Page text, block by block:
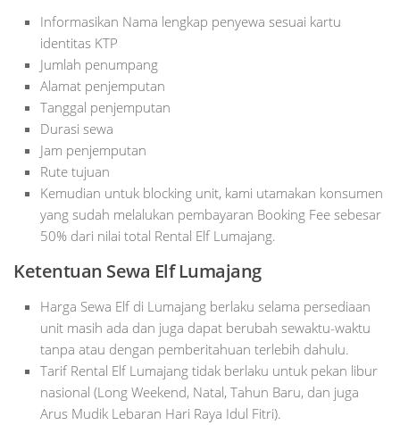
Informasikan Nama lengkap penyewa sesuai kartu
identitas KTP
Jumlah penumpang
Alamat penjemputan
Tanggal penjemputan
Durasi sewa
Jam penjemputan
Rute tujuan
Kemudian untuk blocking unit, kami utamakan konsumen
yang sudah melalukan pembayaran Booking Fee sebesar
50% dari nilai total Rental Elf Lumajang.
Ketentuan Sewa Elf Lumajang
Harga Sewa Elf di Lumajang berlaku selama persediaan
unit masih ada dan juga dapat berubah sewaktu-waktu
tanpa atau dengan pemberitahuan terlebih dahulu.
Tarif Rental Elf Lumajang tidak berlaku untuk pekan libur
nasional (Long Weekend, Natal, Tahun Baru, dan juga
Arus Mudik Lebaran Hari Raya Idul Fitri).